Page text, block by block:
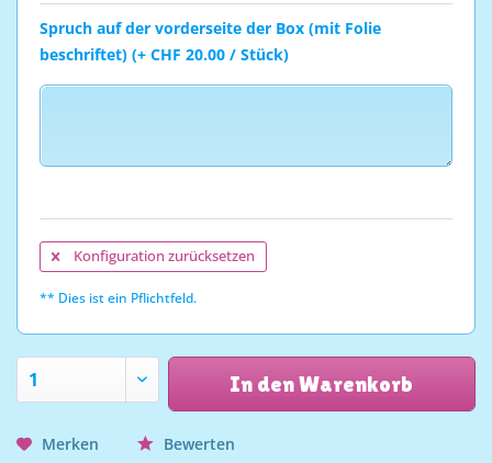
Spruch auf der vorderseite der Box (mit Folie
beschriftet) (+ CHF 20.00 / Stück)
Konfiguration zurücksetzen
** Dies ist ein Pflichtfeld.
In den Warenkorb
Merken Bewerten